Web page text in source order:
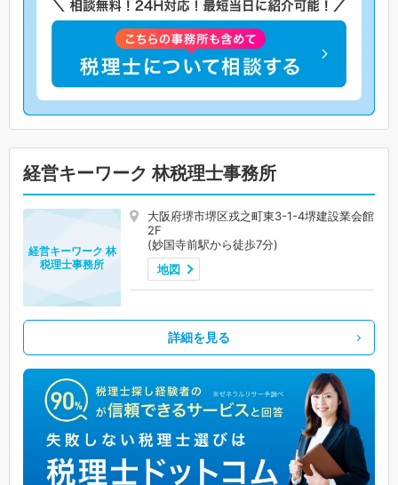
経営キーワーク 林税理士事務所
大阪府堺市堺区戎之町東3-1-4堺建設業会館
2F
(妙国寺前駅から徒歩7分)
地図
経営キーワーク 林
税理士事務所
詳細を見る